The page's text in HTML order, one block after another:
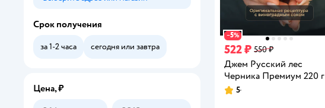
−5%
522 ₽ 550 ₽
Джем Русский лес
Черника Премиум 220 г
Рейтинг:
5
Срок получения
за 1-2 часа сегодня или завтра
Цена, ₽